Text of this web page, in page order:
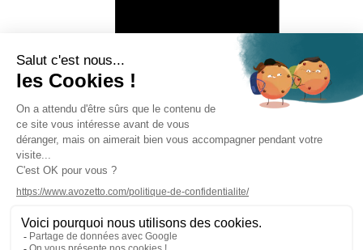
Mentions légales
Politique de protection des données personnelles
CGV